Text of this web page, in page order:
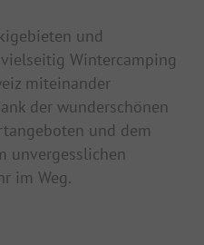
und
Wintercamping
miteinander
der wunderschönen
und dem
unvergesslichen
im Weg.